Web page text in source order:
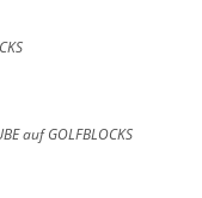
auf GOLFBLOCKS